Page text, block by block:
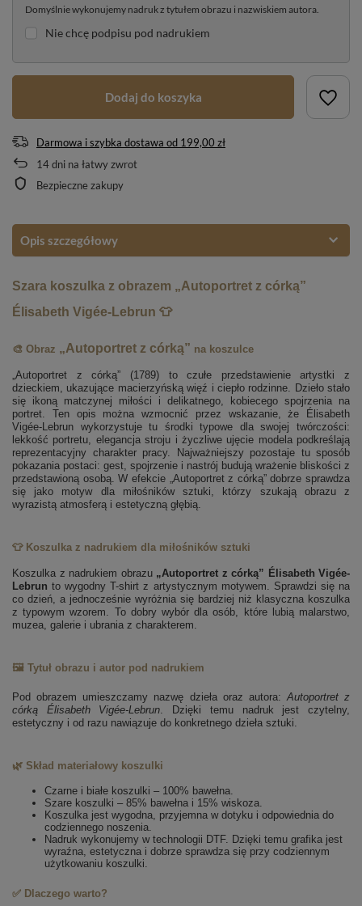
Domyślnie wykonujemy nadruk z tytułem obrazu i nazwiskiem autora.
Nie chcę podpisu pod nadrukiem
Dodaj do koszyka
Darmowa i szybka dostawa od 199,00 zł
14dni na łatwy zwrot
Bezpieczne zakupy
Opis szczegółowy
Szara koszulka z obrazem „Autoportret z córką”
Élisabeth Vigée-Lebrun 👕
🎨 Obraz „Autoportret z córką” na koszulce
„Autoportret z córką” (1789) to czułe przedstawienie artystki z
dzieckiem, ukazujące macierzyńską więź i ciepło rodzinne. Dzieło stało
się ikoną matczynej miłości i delikatnego, kobiecego spojrzenia na
portret. Ten opis można wzmocnić przez wskazanie, że Élisabeth
Vigée-Lebrun wykorzystuje tu środki typowe dla swojej twórczości:
lekkość portretu, elegancja stroju i życzliwe ujęcie modela podkreślają
reprezentacyjny charakter pracy. Najważniejszy pozostaje tu sposób
pokazania postaci: gest, spojrzenie i nastrój budują wrażenie bliskości z
przedstawioną osobą. W efekcie „Autoportret z córką” dobrze sprawdza
się jako motyw dla miłośników sztuki, którzy szukają obrazu z
wyrazistą atmosferą i estetyczną głębią.
👕 Koszulka z nadrukiem dla miłośników sztuki
Koszulka z nadrukiem obrazu „Autoportret z córką” Élisabeth Vigée-
Lebrun to wygodny T-shirt z artystycznym motywem. Sprawdzi się na
co dzień, a jednocześnie wyróżnia się bardziej niż klasyczna koszulka
z typowym wzorem. To dobry wybór dla osób, które lubią malarstwo,
muzea, galerie i ubrania z charakterem.
🖼️ Tytuł obrazu i autor pod nadrukiem
Pod obrazem umieszczamy nazwę dzieła oraz autora:Autoportret z
córką
Élisabeth Vigée-Lebrun. Dzięki temu nadruk jest czytelny,
estetyczny i od razu nawiązuje do konkretnego dzieła sztuki.
🌿 Skład materiałowy koszulki
Czarne i białe koszulki – 100% bawełna.
Szare koszulki – 85% bawełna i 15% wiskoza.
Koszulka jest wygodna, przyjemna w dotyku i odpowiednia do
codziennego noszenia.
Nadruk wykonujemy w technologii DTF. Dzięki temu grafika jest
wyraźna, estetyczna i dobrze sprawdza się przy codziennym
użytkowaniu koszulki.
✅ Dlaczego warto?